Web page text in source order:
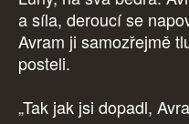
a síla, deroucí se
Avram ji samozřejmě
posteli.
„Tak jak jsi dopadl,